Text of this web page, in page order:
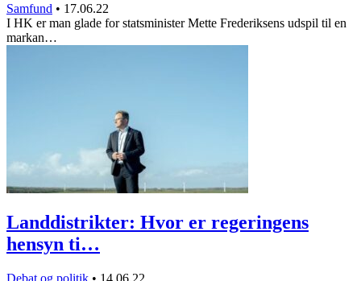
Samfund • 17.06.22
I HK er man glade for statsminister Mette Frederiksens udspil til en
markan…
Landdistrikter: Hvor er regeringens
hensyn ti…